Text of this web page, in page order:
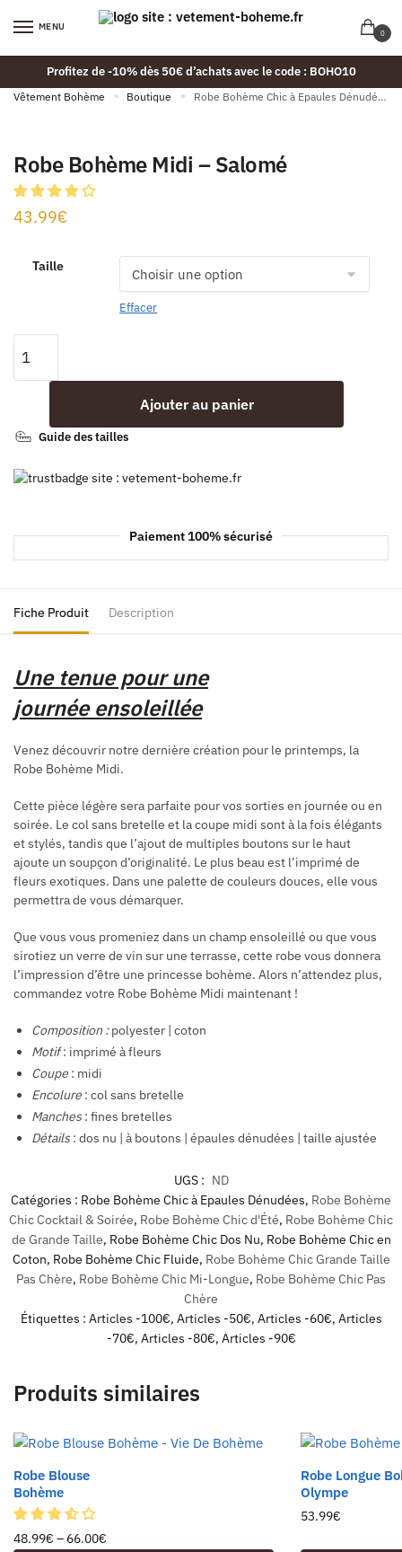
MENU
0
Profitez de -10% dès 50€ d’achats avec le code : BOHO10
Vêtement Bohème » Boutique » Robe Bohème Chic à Epaules Dénudées
Robe Bohème Midi – Salomé
43.99€
Taille
Effacer
Ajouter au panier
Guide des tailles
Paiement 100% sécurisé
Fiche Produit Description
Une tenue pour une
journéeensoleillée
Venez découvrir notre dernière création pour le printemps, la
Robe Bohème Midi.
Cette pièce légère sera parfaite pour vos sorties en journée ou en
soirée. Le col sans bretelle et la coupe midi sont à la fois élégants
et stylés, tandis que l’ajout de multiples boutons sur le haut
ajoute un soupçon d’originalité. Le plus beau est l’imprimé de
fleurs exotiques. Dans une palette de couleurs douces, elle vous
permettra de vous démarquer.
Que vous vous promeniez dans un champ ensoleillé ou que vous
sirotiez un verre de vin sur une terrasse, cette robe vous donnera
l’impression d’être une princesse bohème. Alors n’attendez plus,
commandez votre Robe Bohème Midi maintenant !
Composition :polyester | coton
Motif: imprimé à fleurs
Coupe : midi
Encolure : col sans bretelle
Manches : fines bretelles
Détails : dos nu | à boutons | épaules dénudées | taille ajustée
UGS : ND
Catégories : Robe Bohème Chic à Epaules Dénudées, Robe Bohème
Chic Cocktail & Soirée, Robe Bohème Chic d'Été, Robe Bohème Chic
de Grande Taille, Robe Bohème Chic Dos Nu, Robe Bohème Chic en
Coton, Robe Bohème Chic Fluide, Robe Bohème Chic Grande Taille
Pas Chère, Robe Bohème Chic Mi-Longue, Robe Bohème Chic Pas
Chère
Étiquettes : Articles -100€, Articles -50€, Articles -60€, Articles
-70€, Articles -80€, Articles -90€
Produits similaires
Robe Blouse
Bohème
48.99€ – 66.00€
Robe Longue
Olympe
53.99€